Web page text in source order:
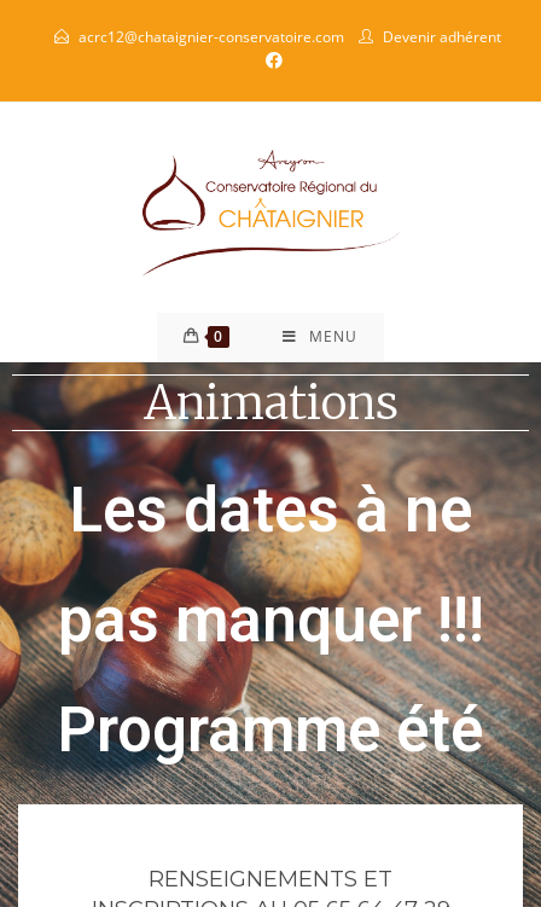
acrc12@chataignier-conservatoire.com Devenir adhérent
0 MENU
Animations
Les dates à ne
pas manquer !!!
Programme été
RENSEIGNEMENTS ET